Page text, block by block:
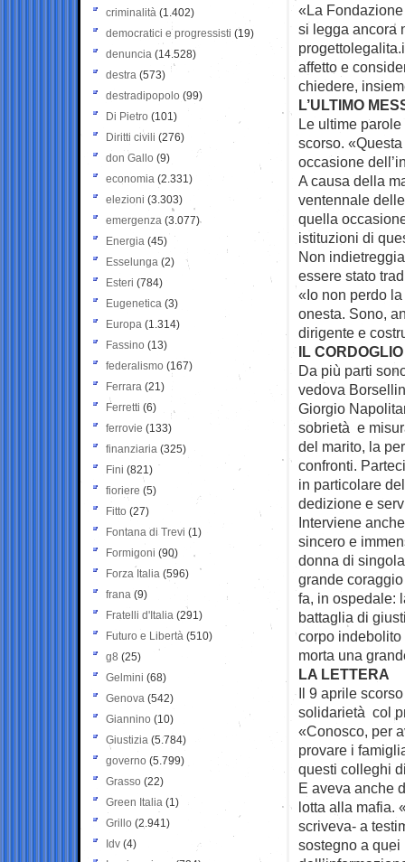
«La
si legga ancora
affetto e
chiedere,
L’ULTIMO
Le ultime
scorso.
occasione
A causa della
ventennale
quella
istituzioni di
Non
essere stato
«Io non perdo
onesta. Sono,
dirigente e
IL CORDOGLIO
Da più parti
vedova
Giorgio
sobrietà e
del marito, la
confronti.
in particolare
dedizione e
Interviene
sincero e
donna di
grande
fa, in ospedale:
battaglia di
corpo
morta una
LA LETTERA
Il 9 aprile
solidarietà col
«Conosco, per
provare i
questi colleghi
E aveva anche
lotta alla mafia.
scriveva- a
sostegno a quei
criminalità (1.402)
democratici e progressisti (19)
denuncia (14.528)
destra (573)
destradipopolo (99)
Di Pietro (101)
Diritti civili (276)
don Gallo (9)
economia (2.331)
elezioni (3.303)
emergenza (3.077)
Energia (45)
Esselunga (2)
Esteri (784)
Eugenetica (3)
Europa (1.314)
Fassino (13)
federalismo (167)
Ferrara (21)
Ferretti (6)
ferrovie (133)
finanziaria (325)
Fini (821)
fioriere (5)
Fitto (27)
Fontana di Trevi (1)
Formigoni (90)
Forza Italia (596)
frana (9)
Fratelli d'Italia (291)
Futuro e Libertà (510)
g8 (25)
Gelmini (68)
Genova (542)
Giannino (10)
Giustizia (5.784)
governo (5.799)
Grasso (22)
Green Italia (1)
Grillo (2.941)
Idv (4)